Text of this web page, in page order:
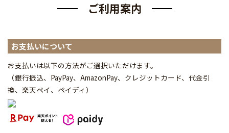
ご利用案内
お支払いについて
お支払いは以下の方法がご選択いただけます。
（銀行振込、PayPay、AmazonPay、クレジットカード、代金引
換、楽天ペイ、ペイディ ）